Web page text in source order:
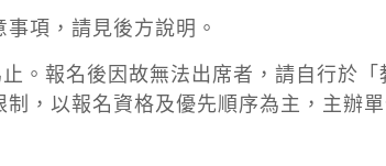
項，請見後方說明。
。報名後因故無法出席者，請自行於
，以報名資格及優先順序為主，主辦